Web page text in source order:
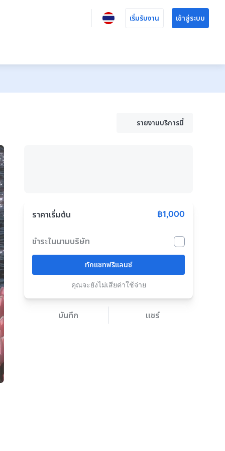
เริ่มรับงาน เข้าสู่ระบบ
รายงานบริการนี้
ราคาเริ่มต้น ฿1,000
ชำระในนามบริษัท
ทักแชทฟรีแลนซ์
คุณจะยังไม่เสียค่าใช้จ่าย
บันทึก แชร์